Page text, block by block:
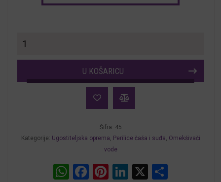
omekšivač
vode
U KOŠARICU
Šifra: 45
Kategorije: Ugostiteljska oprema, Perilice čaša i suđa, Omekšivači
vode
WhatsApp
Facebook
Pinterest
LinkedIn
X